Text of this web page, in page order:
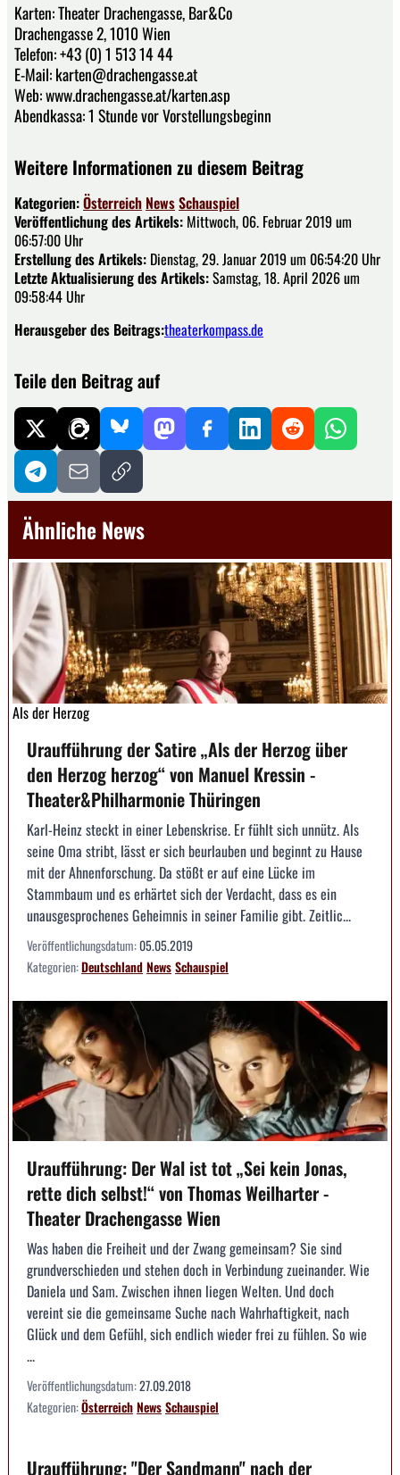
Karten: Theater Drachengasse, Bar&Co
Drachengasse 2, 1010 Wien
Telefon: +43 (0) 1 513 14 44
E-Mail: karten@drachengasse.at
Web: www.drachengasse.at/karten.asp
Abendkassa: 1 Stunde vor Vorstellungsbeginn
Weitere Informationen zu diesem Beitrag
Kategorien:Österreich NewsSchauspiel
Veröffentlichung des Artikels: Mittwoch, 06. Februar 2019 um
06:57:00 Uhr
Erstellung des Artikels: Dienstag, 29. Januar 2019 um 06:54:20 Uhr
Letzte Aktualisierung des Artikels:Samstag, 18. April 2026 um
09:58:44 Uhr
Herausgeber des Beitrags:theaterkompass.de
Teile den Beitrag auf
Ähnliche News
Als der Herzog
Uraufführung der Satire „Als der Herzog über
den Herzog herzog“ von Manuel Kressin -
Theater&Philharmonie Thüringen
Karl-Heinz steckt in einer Lebenskrise. Er fühlt sich unnütz. Als
seine Oma stribt, lässt er sich beurlauben und beginnt zu Hause
mit der Ahnenforschung. Da stößt er auf eine Lücke im
Stammbaum und es erhärtet sich der Verdacht, dass es ein
unausgesprochenes Geheimnis in seiner Familie gibt. Zeitlic...
Veröffentlichungsdatum:05.05.2019
Kategorien:DeutschlandNewsSchauspiel
Uraufführung: Der Wal ist tot „Sei kein Jonas,
rette dich selbst!“ von Thomas Weilharter -
Theater Drachengasse Wien
Was haben die Freiheit und der Zwang gemeinsam? Sie sind
grundverschieden und stehen doch in Verbindung zueinander. Wie
Daniela und Sam. Zwischen ihnen liegen Welten. Und doch
vereint sie die gemeinsame Suche nach Wahrhaftigkeit, nach
Glück und dem Gefühl, sich endlich wieder frei zu fühlen. So wie
...
Veröffentlichungsdatum:27.09.2018
Kategorien:ÖsterreichNewsSchauspiel
Uraufführung: "Der Sandmann" nach der